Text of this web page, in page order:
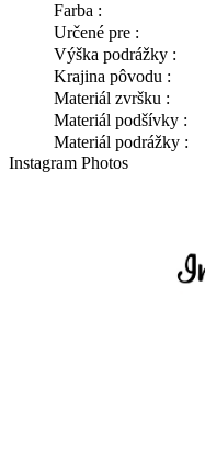
Farba :
Určené pre :
Výška podrážky :
Krajina pôvodu :
Materiál zvršku :
Materiál podšívky :
Materiál podrážky :
Instagram Photos